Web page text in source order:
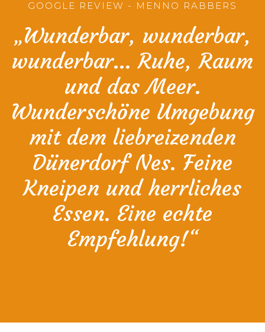
GOOGLE REVIEW - MENNO RABBERS
„Wunderbar, wunderbar,
wunderbar… Ruhe, Raum
und das Meer.
Wunderschöne Umgebung
mit dem liebreizenden
Dünerdorf Nes. Feine
Kneipen und herrliches
Essen. Eine echte
Empfehlung!“